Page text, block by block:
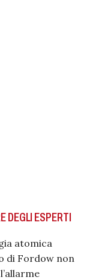
DEGLI ESPERTI
atomica
di Fordow non